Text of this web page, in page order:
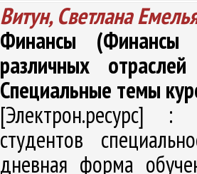
Витун, Светлана
Финансы (Финансы
различных
Специальные темы
[Электрон.ресурс] :
студентов
дневная форма